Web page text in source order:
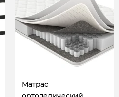
Матрас